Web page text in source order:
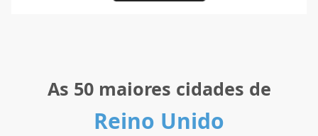
As 50 maiores cidades de
Reino Unido